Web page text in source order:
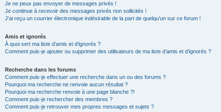
Je ne peux pas envoyer de messages privés !
Je continue à recevoir des messages privés non sollicités !
J’ai reçu un courrier électronique indésirable de la part de quelqu’un sur ce forum !
Amis et ignorés
À quoi sert ma liste d’amis et d’ignorés ?
Comment puis-je ajouter ou supprimer des utilisateurs de ma liste d’amis et d’ignorés ?
Recherche dans les forums
Comment puis-je effectuer une recherche dans un ou des forums ?
Pourquoi ma recherche ne renvoie aucun résultat ?
Pourquoi ma recherche renvoie à une page blanche ?!
Comment puis-je rechercher des membres ?
Comment puis-je retrouver mes propres messages et sujets ?